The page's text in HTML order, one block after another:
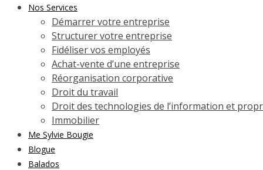
Nos Services
Démarrer votre entreprise
Structurer votre entreprise
Fidéliser vos employés
Achat-vente d’une entreprise
Réorganisation corporative
Droit du travail
Droit des technologies de l’information et
Immobilier
Me Sylvie Bougie
Blogue
Balados